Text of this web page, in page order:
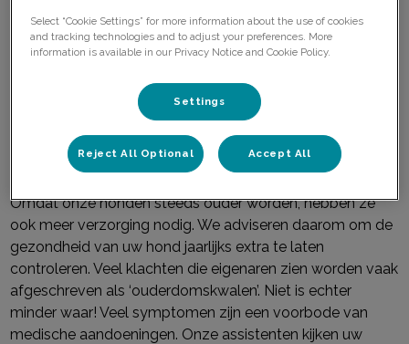
ouder. Met ouderdom komt gebreken. Slechter luisteren,
stinken uit de bek en moeizaam uit de mand komen zijn
veelvoorkomende symptomen bij je oudere hond. Heel
normaal, toch?
Omdat onze honden steeds ouder worden, hebben ze
ook meer verzorging nodig. We adviseren daarom om de
gezondheid van uw hond jaarlijks extra te laten
controleren. Veel klachten die eigenaren zien worden vaak
afgeschreven als ‘ouderdomskwalen’. Niet is echter
minder waar! Veel symptomen zijn een voorbode van
medische aandoeningen. Onze assistenten kijken uw
Select “Cookie Settings” for more information about the use of cookies
and tracking technologies and to adjust your preferences. More
information is available in our Privacy Notice and Cookie Policy.
Settings
Reject All Optional Accept All